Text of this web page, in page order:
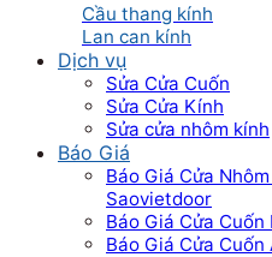
Cầu thang kính
Lan can kính
Dịch vụ
Sửa Cửa Cuốn
Sửa Cửa Kính
Sửa cửa nhôm kính
Báo Giá
Báo Giá Cửa
Saovietdoor
Báo Giá Cửa Cuốn
Báo Giá Cửa